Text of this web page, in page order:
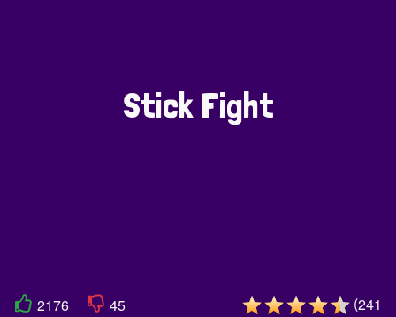
Stick Fight
2176 45 (241